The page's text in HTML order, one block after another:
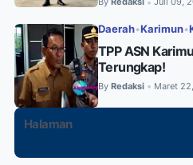
Daerah•Karimun•
TPP ASN
Terungkap!
By Redaksi • Maret
Halaman